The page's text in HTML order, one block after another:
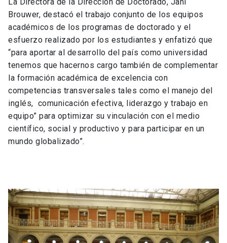
Brouwer, destacó el trabajo conjunto de los equipos
académicos de los programas de doctorado y el
esfuerzo realizado por los estudiantes y enfatizó que
“para aportar al desarrollo del país como universidad
tenemos que hacernos cargo también de complementar
la formación académica de excelencia con
competencias transversales tales como el manejo del
inglés, comunicación efectiva, liderazgo y trabajo en
equipo” para optimizar su vinculación con el medio
científico, social y productivo y para participar en un
mundo globalizado”.